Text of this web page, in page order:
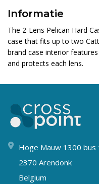
Informatie
The 2-Lens Pelican Hard
case that fits up to two
brand case interior
and protects each lens.
Hoge Mauw 1300 bus
2370 Arendonk
Belgium